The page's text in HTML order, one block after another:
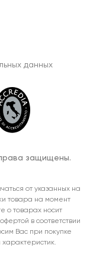
данных
защищены.
от указанных на
товара на момент
о товарах носит
в соответствии
Вас при покупке